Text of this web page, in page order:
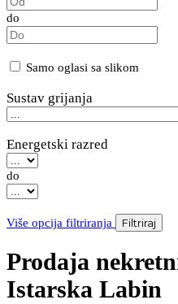
do
Samo oglasi sa slikom
Sustav grijanja
Energetski razred
do
Više opcija filtriranja Filtriraj
Prodaja
Istarska Labin